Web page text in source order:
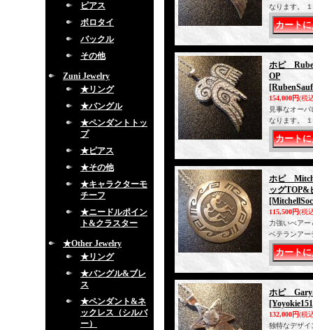
ピアス
ボロタイ
バックル
その他
Zuni Jewelry
★リング
★バングル
★ペンダントトッ
プ
★ピアス
★その他
★キャラクターモ
チーフ
★ニードルポイン
ト&クラスター
★Other Jewelry
★リング
★バングル&ブレ
ス
★ペンダント&ネ
ックレス（シルバ
ー）
なります。
ホピ
OP
154,000円(税
見事なオー
なります。
ホピ
ッグTOP&
115,500円(税
力強いべア
ベテランア
ホピ
132,000円(税
独特なデザイ